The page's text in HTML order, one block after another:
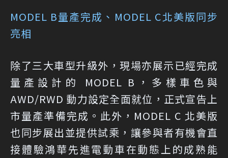
MODEL B量產完成、MODEL C北美版同步
亮相
除了三大車型升級外，現場亦展示已經完成
量產設計的 MODEL B，多樣車色與
AWD/RWD 動力設定全面就位，正式宣告上
市量產準備完成。此外，MODEL C 北美版
也同步展出並提供試乘，讓參與者有機會直
接體驗鴻華先進電動車在動態上的成熟能